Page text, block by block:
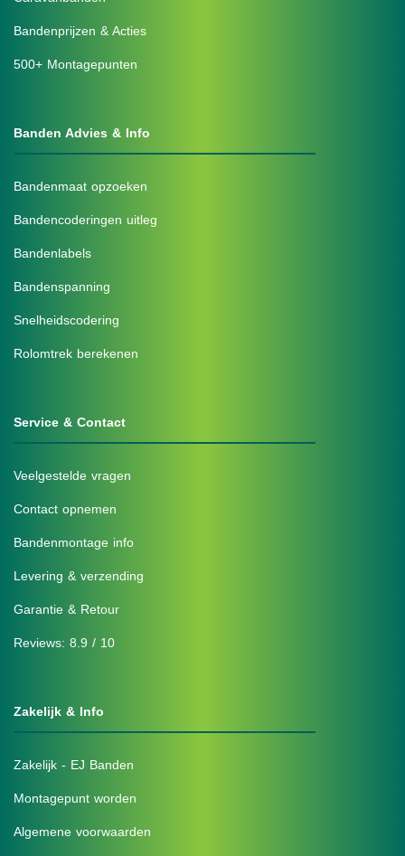
Bandenprijzen & Acties
500+ Montagepunten
Banden Advies & Info
Bandenmaat opzoeken
Bandencoderingen uitleg
Bandenlabels
Bandenspanning
Snelheidscodering
Rolomtrek berekenen
Service & Contact
Veelgestelde vragen
Contact opnemen
Bandenmontage info
Levering & verzending
Garantie & Retour
Reviews: 8.9 / 10
Zakelijk & Info
Zakelijk - EJ Banden
Montagepunt worden
Algemene voorwaarden